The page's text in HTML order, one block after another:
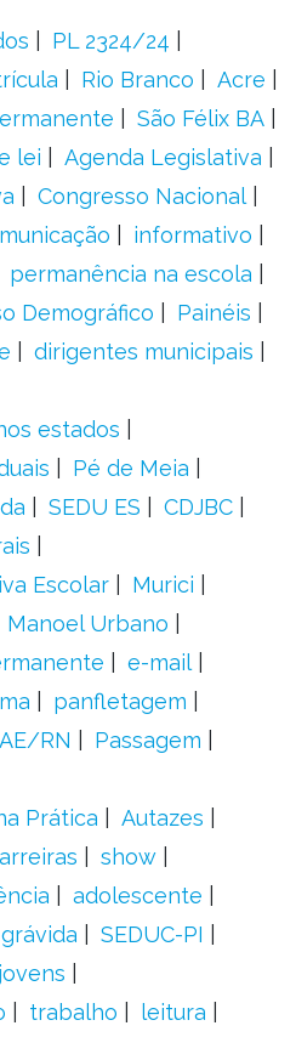
PL 2324/24
Rio Branco
Acre
São Félix BA
lei
Agenda Legislativa
Congresso Nacional
informativo
permanência na escola
Demográfico
Painéis
dirigentes municipais
estados
Pé de Meia
SEDU ES
CDJBC
Escolar
Murici
Manoel Urbano
e-mail
panfletagem
RN
Passagem
Prática
Autazes
show
adolescente
SEDUC-PI
jovens
trabalho
leitura